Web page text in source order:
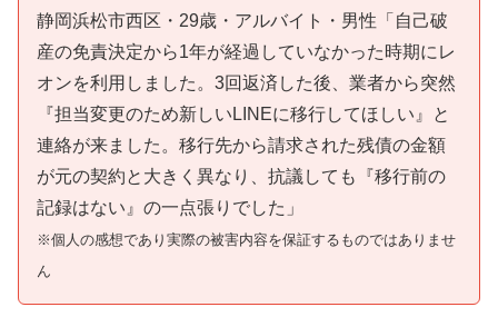
静岡浜松市西区・29歳・アルバイト・男性「自己破
産の免責決定から1年が経過していなかった時期にレ
オンを利用しました。3回返済した後、業者から突然
『担当変更のため新しいLINEに移行してほしい』と
連絡が来ました。移行先から請求された残債の金額
が元の契約と大きく異なり、抗議しても『移行前の
記録はない』の一点張りでした」
※個人の感想であり実際の被害内容を保証するものではありませ
ん